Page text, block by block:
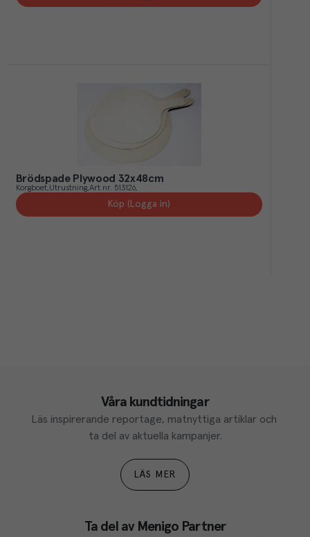
Brödspade Plywood 32x48cm
Korgboet Utrustning Art.nr. 513126
Köp (Logga in)
Våra kundtidningar
Läs inspirerande reportage, matnyttiga artiklar och
ta del av aktuella kampanjer.
LÄS MER
Ta del av Menigo Partner